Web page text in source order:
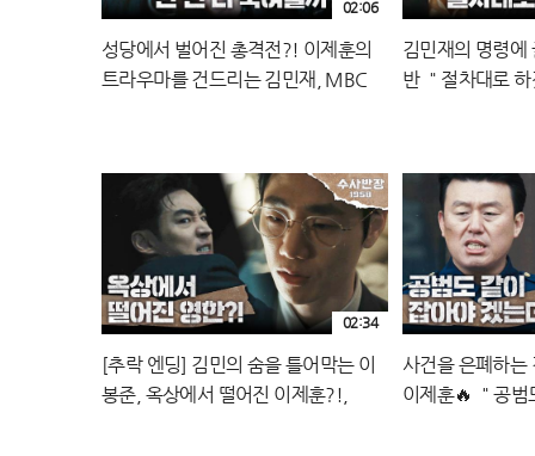
성당에서 벌어진 총격전?! 이제훈의
트라우마를 건드리는 김민재, MBC
02:06
김민재의 명령에
반 ＂절차대로
[추락 엔딩] 김민의 숨을 틀어막는 이
봉준, 옥상에서 떨어진 이제훈?!,
02:34
사건을 은폐하는
이제훈🔥 ＂공범